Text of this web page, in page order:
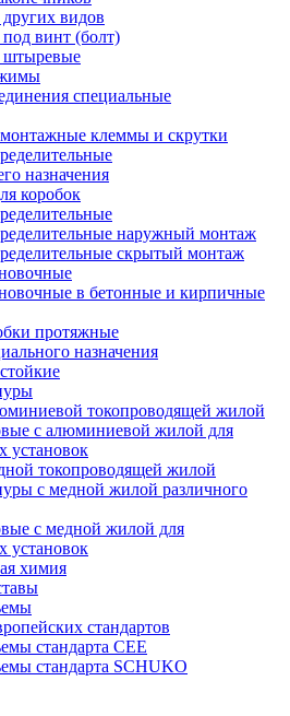
видов
винт (болт)
штыревые
специальные
клеммы и скрутки
назначения
коробок
наружный монтаж
скрытый монтаж
в бетонные и кирпичные
протяжные
назначения
токопроводящей жилой
с алюминиевой жилой для
установок
токопроводящей жилой
с медной жилой различного
с медной жилой для
установок
химия
стандартов
стандарта CEE
стандарта SCHUKO